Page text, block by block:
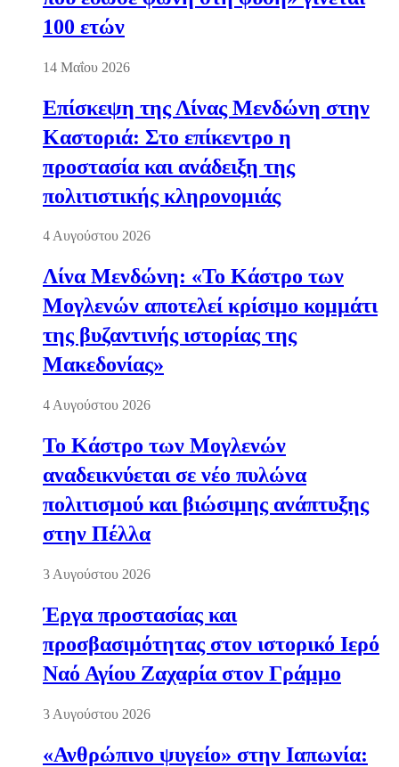
100 ετών
14 Μαΐου 2026
Επίσκεψη της Λίνας Μενδώνη στην
Καστοριά: Στο επίκεντρο η
προστασία και ανάδειξη της
πολιτιστικής κληρονομιάς
4 Αυγούστου 2026
Λίνα Μενδώνη: «Το Κάστρο των
Μογλενών αποτελεί κρίσιμο κομμάτι
της βυζαντινής ιστορίας της
Μακεδονίας»
4 Αυγούστου 2026
Το Κάστρο των Μογλενών
αναδεικνύεται σε νέο πυλώνα
πολιτισμού και βιώσιμης ανάπτυξης
στην Πέλλα
3 Αυγούστου 2026
Έργα προστασίας και
προσβασιμότητας στον ιστορικό Ιερό
Ναό Αγίου Ζαχαρία στον Γράμμο
3 Αυγούστου 2026
«Ανθρώπινο ψυγείο» στην Ιαπωνία: